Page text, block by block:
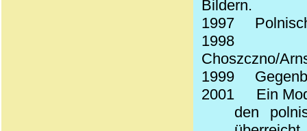
Bildern.
1997
1998
Choszczno/
1999
2001
Ein
den